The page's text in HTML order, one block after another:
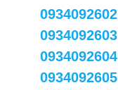
0934092602
0934092603
0934092604
0934092605